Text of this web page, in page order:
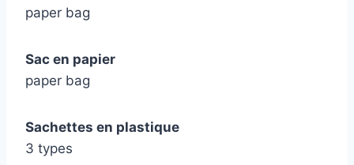
paper bag
Sac en papier
paper bag
Sachettes en plastique
3 types